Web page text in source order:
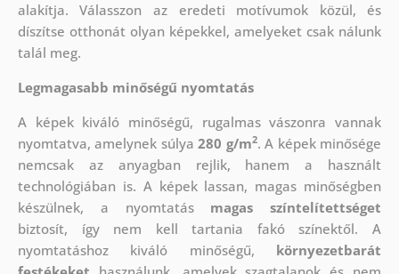
alakítja. Válasszon az eredeti motívumok közül, és
díszítse otthonát olyan képekkel, amelyeket csak nálunk
talál meg.
Legmagasabb minőségű nyomtatás
A képek kiváló minőségű, rugalmas vászonra vannak
nyomtatva, amelynek súlya280 g/m2. A képek minősége
nemcsak az anyagban rejlik, hanem a használt
technológiában is. A képek lassan, magas minőségben
készülnek, a nyomtatás magas színtelítettséget
biztosít, így nem kell tartania fakó színektől. A
nyomtatáshoz kiváló minőségű, környezetbarát